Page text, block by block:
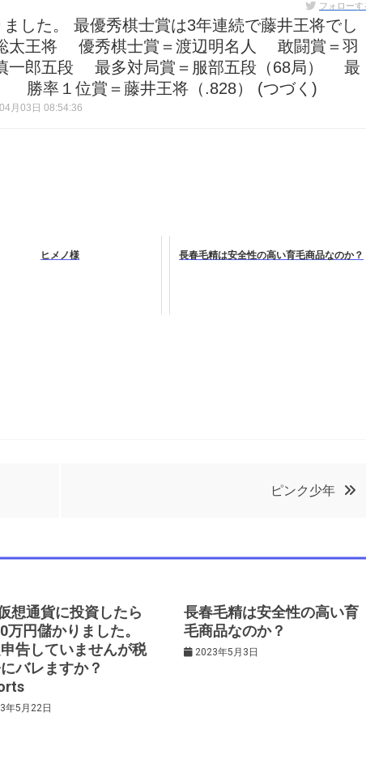
フォローす
した。 最優秀棋士賞は3年連続で藤井王将でし
太王将 優秀棋士賞＝渡辺明名人 敢闘賞＝羽
一郎五段 最多対局賞＝服部五段（68局） 最
勝率１位賞＝藤井王将（.828） (つづく)
月03日 08:54:36
ヒメノ様 長春毛精は安全性の高い育毛商品なのか？
ピンク少年
想通貨に投資したら
万円儲かりました。
告していませんが税
バレますか？
年5月22日
長春毛精は安全性の高い育
毛商品なのか？
2023年5月3日